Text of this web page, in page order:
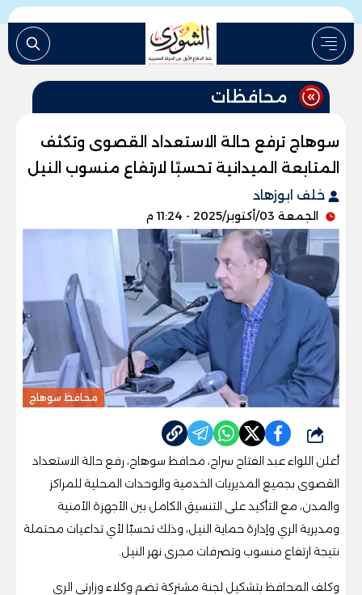
محافظات
سوهاج ترفع حالة الاستعداد القصوى وتكثف
المتابعة الميدانية تحسبًا لارتفاع منسوب النيل
خلف ابوزهاد
الجمعة 03/أكتوبر/2025 - 11:24 م
محافظ سوهاج
شارك
أعلن اللواء عبد الفتاح سراج، محافظ سوهاج، رفع حالة الاستعداد
القصوى بجميع المديريات الخدمية والوحدات المحلية للمراكز
والمدن، مع التأكيد على التنسيق الكامل بين الأجهزة الأمنية
ومديرية الري وإدارة حماية النيل، وذلك تحسبًا لأي تداعيات محتملة
نتيجة ارتفاع منسوب وتصرفات مجرى نهر النيل.
وكلف المحافظ بتشكيل لجنة مشتركة تضم وكلاء وزارتي الري